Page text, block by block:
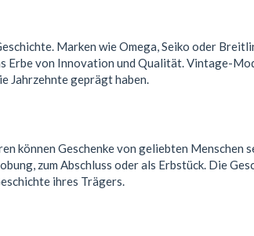
Marken wie Omega, Seiko oder
von Innovation und Qualität. Vintage-
Jahrzehnte geprägt haben.
können Geschenke von geliebten Menschen
zum Abschluss oder als Erbstück. Die
ihres Trägers.